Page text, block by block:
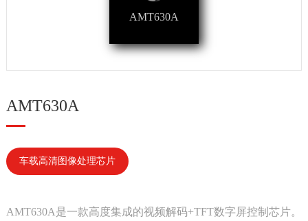
AMT630A
AMT630A
车载高清图像处理芯片
AMT630A是一款高度集成的视频解码+TFT数字屏控制芯片。